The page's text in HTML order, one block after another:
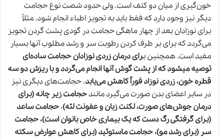
خون‌گیری از میان دو کتف است. ولی حدود شصت نوع حجامت
دیگر نیز وجود دارد که فقط باید به تجویز اطباء انجام شود. مثلاً
برای نوزادان بعد از چهار ماهگی حجامت در گودی پشت گردن تجویز
می‌گردد که برای بر طرف کردن رطوبت سر و رشد مطلوب آنها بسیار
مفید است. همچنین برای درمان زردی نوزادان حجامت ساده‌ای
توصیه میشود که از پشت گوش آنها انجام می‌گردد و با ریزش دو سه
قطره خون، زردی نوزاد فوراً کاهش می‌یابد. حجامت‌های دیگری نیز
در سایر اعضای بدن صورت می‌گیرد مانندحجامت زیر چانه (برای
درمان جوش‌های صورت، لکنت زبان و عفونت لثه)،حجامت ساعد
(برای گرفتگی رگ دست که یک بیماری خاص بانوان است)، حجامت
سر (برای رشد مو)، حجامت ماستوئید (برای کاهش عوارض سکته